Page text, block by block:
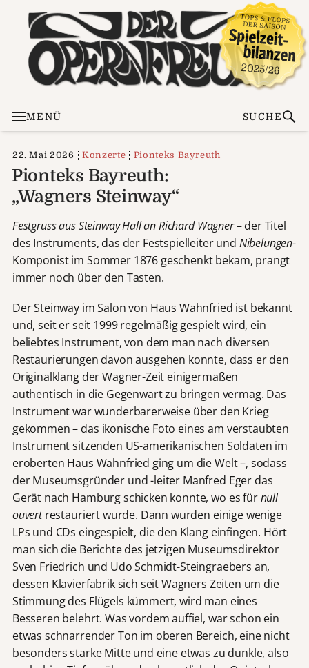
MENÜ SUCHE
22. Mai 2026 Konzerte Pionteks Bayreuth
Pionteks Bayreuth:
„Wagners Steinway“
Festgruss aus Steinway Hall an Richard Wagner– der Titel
des Instruments, das der Festspielleiter und Nibelungen-
Komponist im Sommer 1876 geschenkt bekam, prangt
immer noch über den Tasten.
Der Steinway im Salon von Haus Wahnfried ist bekannt
und, seit er seit 1999 regelmäßig gespielt wird, ein
beliebtes Instrument, von dem man nach diversen
Restaurierungen davon ausgehen konnte, dass er den
Originalklang der Wagner-Zeit einigermaßen
authentisch in die Gegenwart zu bringen vermag. Das
Instrument war wunderbarerweise über den Krieg
gekommen – das ikonische Foto eines am verstaubten
Instrument sitzenden US-amerikanischen Soldaten im
eroberten Haus Wahnfried ging um die Welt –, sodass
der Museumsgründer und -leiter Manfred Eger das
Gerät nach Hamburg schicken konnte, wo es fürnull
ouvertrestauriert wurde. Dann wurden einige wenige
LPs und CDs eingespielt, die den Klang einfingen. Hört
man sich die Berichte des jetzigen Museumsdirektor
Sven Friedrich und Udo Schmidt-Steingraebers an,
dessen Klavierfabrik sich seit Wagners Zeiten um die
Stimmung des Flügels kümmert, wird man eines
Besseren belehrt. Was vordem auffiel, war schon ein
etwas schnarrender Ton im oberen Bereich, eine nicht
besonders starke Mitte und eine etwas zu dunkle, also